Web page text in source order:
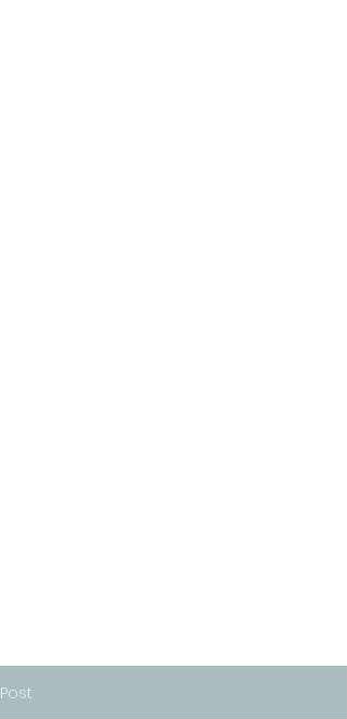
Post